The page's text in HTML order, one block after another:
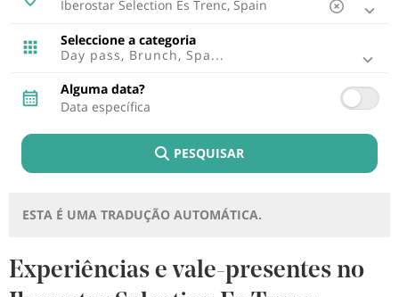
Tenerife, Espanha
Cádiz, Espanha
Punta Cana, República Dominicana
Riviera Maya, Mexico
Fuerteventura, Espanha
Lagos, Portugal
Riviera Nayarit, Mexico
Cozumel, Mexico
Ponto Brabo, Aruba
Seleccione a categoria
Day pass, Brunch, Spa...
Alguma data?
PESQUISAR
ESTA É UMA TRADUÇÃO AUTOMÁTICA.
Experiências e vale-presentes no